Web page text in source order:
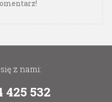
z nami:
425 532